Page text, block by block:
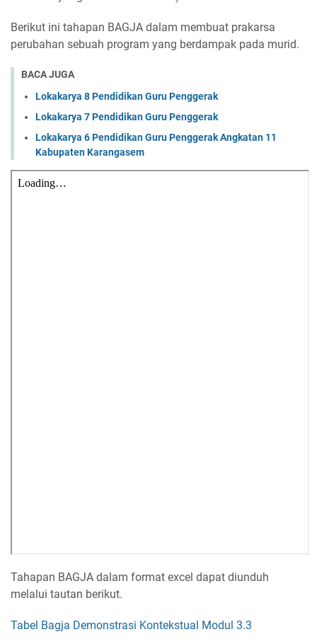
Berikut ini tahapan BAGJA dalam membuat prakarsa
perubahan sebuah program yang berdampak pada murid.
BACA JUGA
Lokakarya 8 Pendidikan Guru Penggerak
Lokakarya 7 Pendidikan Guru Penggerak
Lokakarya 6 Pendidikan Guru Penggerak Angkatan 11
Kabupaten Karangasem
Tahapan BAGJA dalam format excel dapat diunduh
melalui tautan berikut.
Tabel Bagja Demonstrasi Kontekstual Modul 3.3